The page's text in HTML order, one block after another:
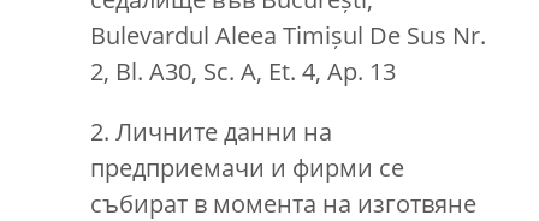
Bulevardul Aleea Timișul De Sus Nr.
2, Bl. A30, Sc. A, Et. 4, Ap. 13
2. Личните данни на
предприемачи и фирми се
събират в момента на изготвяне